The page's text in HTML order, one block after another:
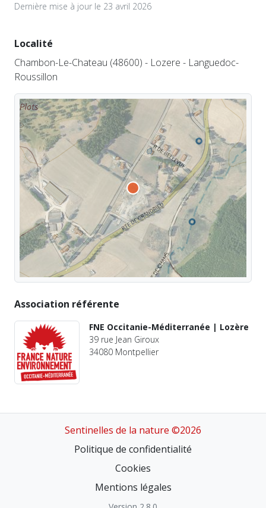
Dernière mise à jour le 23 avril 2026
Localité
Chambon-Le-Chateau (48600) - Lozere - Languedoc-
Roussillon
Association référente
FNE Occitanie-Méditerranée | Lozère
39 rue Jean Giroux
34080 Montpellier
Sentinelles de la nature ©2026
Politique de confidentialité
Cookies
Mentions légales